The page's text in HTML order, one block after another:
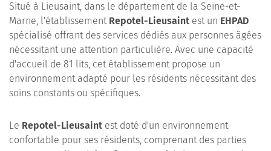
Situé à Lieusaint, dans le département de la Seine-et-
Marne, l'établissement Repotel-Lieusaint est un EHPAD
spécialisé offrant des services dédiés aux personnes âgées
nécessitant une attention particulière. Avec une capacité
d'accueil de 81 lits, cet établissement propose un
environnement adapté pour les résidents nécessitant des
soins constants ou spécifiques.
Le Repotel-Lieusaint est doté d'un environnement
confortable pour ses résidents, comprenant des parties